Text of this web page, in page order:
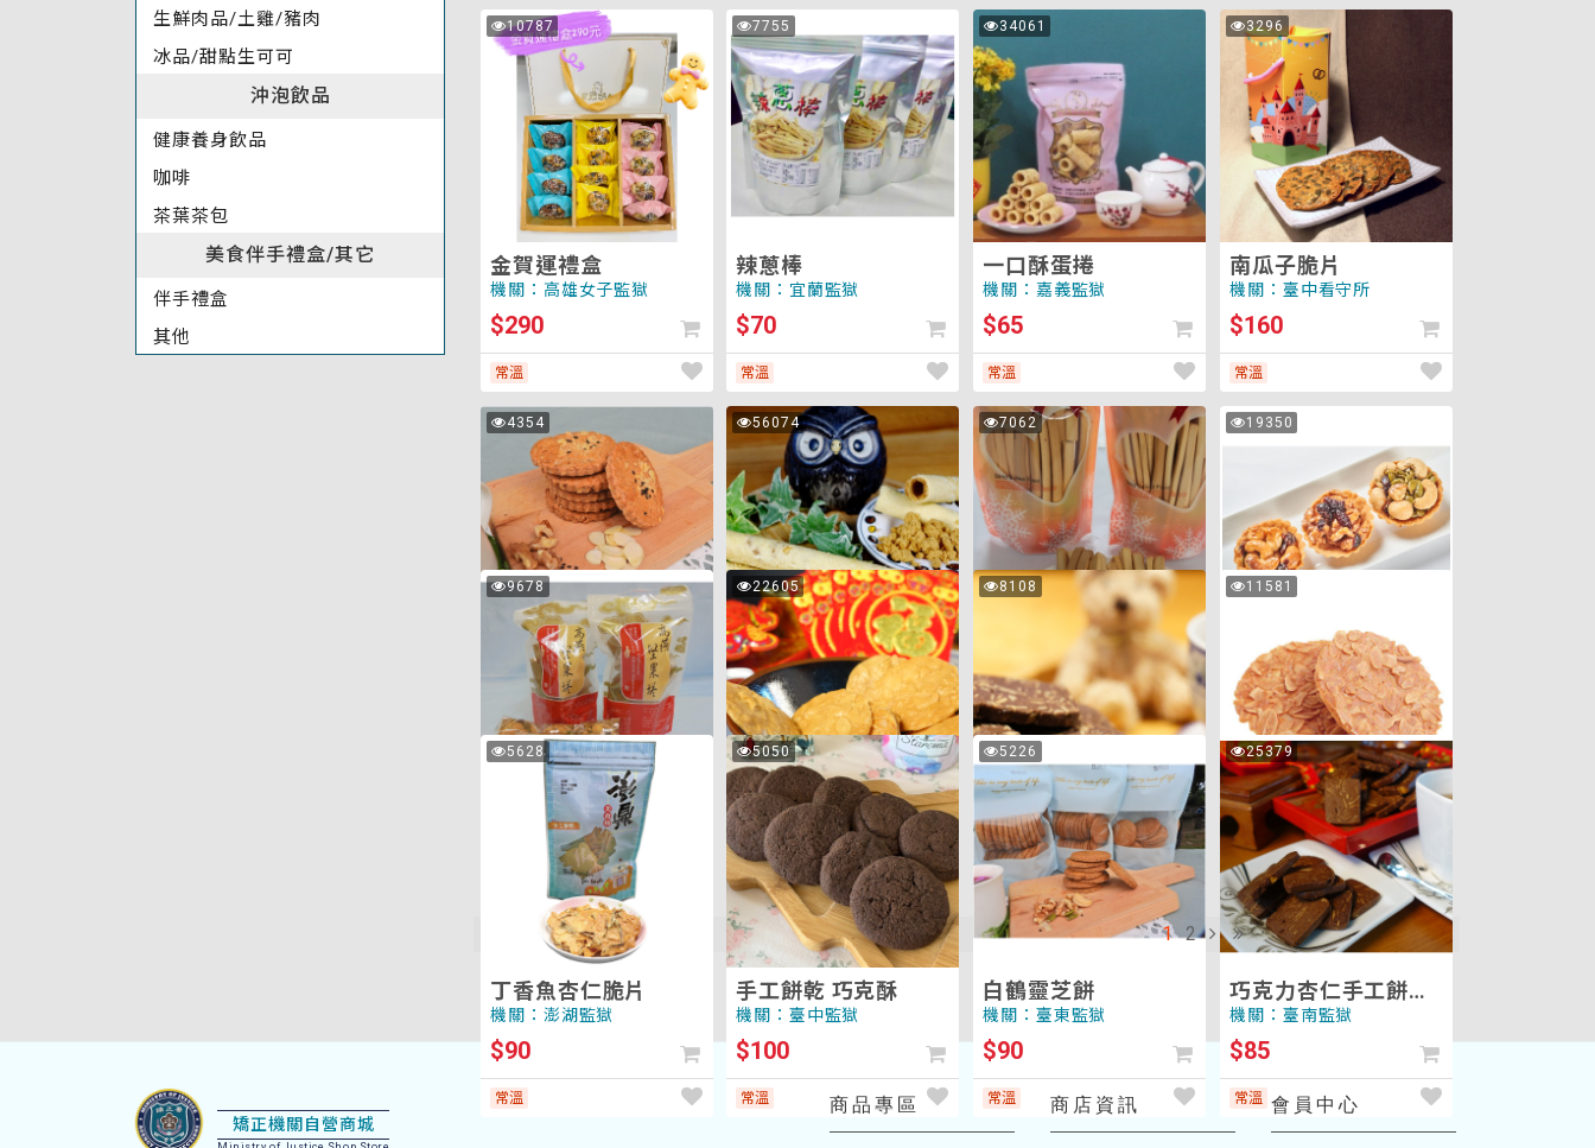
生鮮肉品/土雞/豬肉
冰品/甜點生可可
沖泡飲品
健康養身飲品
咖啡
茶葉茶包
美食伴手禮盒/其它
伴手禮盒
其他
排
序)
10787
次
瀏
金
賀
金賀運禮盒
機關：高雄女子監獄
$290
常溫
7755
次
瀏
覽
辣
蔥
棒
辣蔥棒
機關：宜蘭監獄
$70
常溫
34061
次
瀏
覽
一
口
酥
蛋
捲
一口酥蛋捲
機關：嘉義監獄
$65
常溫
3296
次
南
南瓜子脆片
機關：臺中看守所
$160
常溫
4354
次
核
餅
核桃酥餅
機關：臺東監獄
$90
56074
次
瀏
覽
手
工
蛋
捲
(小)-
-
歸
人
莎
崙
烘
焙
坊
手工蛋捲(小)--歸人
莎崙烘焙坊
機關：臺南監獄
$90
常溫
7062
次
瀏
覽
卡
拉
棒
卡拉棒
機關：臺中監獄
$80
常溫
19350
次
綜
塔
綜合堅果塔
機關：高雄女子監獄
$200
常溫
9678
次
堅
堅果塔
機關：高雄第二監獄
22605
次
瀏
覽
杏
仁
脆
片
手
工
餅
乾
(歸
人
莎
崙
烘
焙
坊)
杏仁脆片手工餅乾(歸
人莎崙烘焙坊)
機關：臺南監獄
$120
常溫
8108
次
手
巧
克
力
杏
仁
手工餅乾 巧克力杏仁
機關：臺中監獄
$100
常溫
11581
次
杏
杏仁瓦片
機關：臺北監獄
$80
常溫
5628
次
丁
丁香魚杏仁脆片
機關：澎湖監獄
$90
常溫
5050
次
瀏
覽
手
工
餅
乾
巧
克
酥
手工餅乾 巧克酥
機關：臺中監獄
$100
常溫
5226
次
覽
白
靈
芝
餅
白鶴靈芝餅
機關：臺東監獄
$90
常溫
25379
次
瀏
覽
巧
克
力
杏
仁
手
工
餅
乾
(歸
人
莎
崙
烘
焙
坊)
巧克力杏仁手工餅乾
(歸人莎崙烘焙坊)
機關：臺南監獄
$85
常溫
1 2 共 90 個商品 頁數1 /
矯正機關自營商城
首
商品專區 商店資訊 會員中心